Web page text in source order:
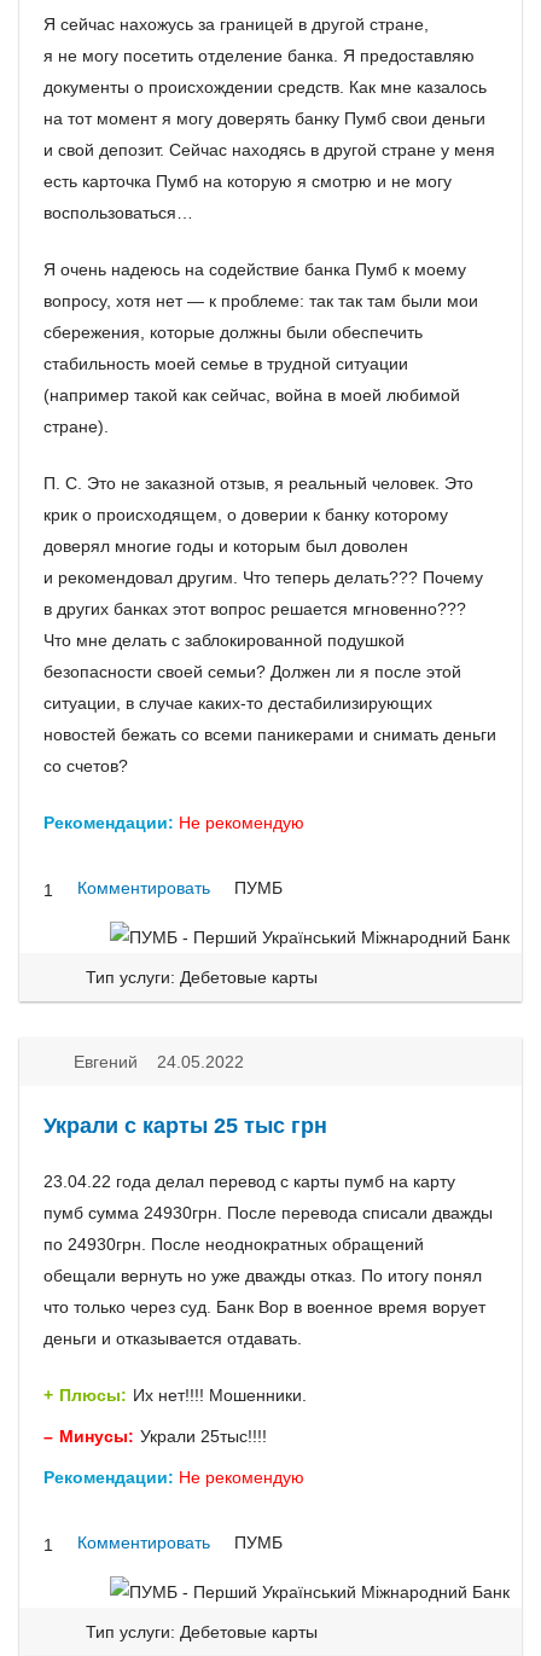
Я сейчас нахожусь за границей в другой стране,
я не могу посетить отделение банка. Я предоставляю
документы о происхождении средств. Как мне казалось
на тот момент я могу доверять банку Пумб свои деньги
и свой депозит. Сейчас находясь в другой стране у меня
есть карточка Пумб на которую я смотрю и не могу
воспользоваться…
Я очень надеюсь на содействие банка Пумб к моему
вопросу, хотя нет — к проблеме: так так там были мои
сбережения, которые должны были обеспечить
стабильность моей семье в трудной ситуации
(например такой как сейчас, война в моей любимой
стране).
П. С. Это не заказной отзыв, я реальный человек. Это
крик о происходящем, о доверии к банку которому
доверял многие годы и которым был доволен
и рекомендовал другим. Что теперь делать??? Почему
в других банках этот вопрос решается мгновенно???
Что мне делать с заблокированной подушкой
безопасности своей семьи? Должен ли я после этой
ситуации, в случае каких-то дестабилизирующих
новостей бежать со всеми паникерами и снимать деньги
со счетов?
Рекомендации: Не рекомендую
1 Комментировать ПУМБ
Тип услуги: Дебетовые карты
Евгений 24.05.2022
Украли с карты 25 тыс грн
23.04.22 года делал перевод с карты пумб на карту
пумб сумма 24930грн. После перевода списали дважды
по 24930грн. После неоднократных обращений
обещали вернуть но уже дважды отказ. По итогу понял
что только через суд. Банк Вор в военное время ворует
деньги и отказывается отдавать.
Плюсы: Их нет!!!! Мошенники.
Минусы: Украли 25тыс!!!!
Рекомендации: Не рекомендую
1 Комментировать ПУМБ
Тип услуги: Дебетовые карты